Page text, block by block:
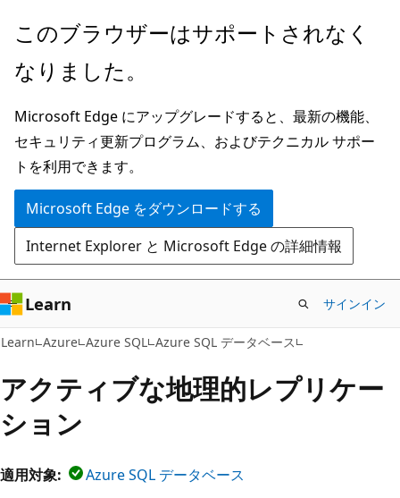
メ
ン
ン
テ
ン
ツ
に
ス
キ
ッ
プ
このブラウザーはサポートされなく
なりました。
Microsoft Edge にアップグレードすると、最新の機能、
セキュリティ更新プログラム、およびテクニカル サポー
トを利用できます。
Microsoft Edge をダウンロードする
Internet Explorer と Microsoft Edge の詳細情報
Learn サインイン
Learn Azure Azure SQL Azure SQL データベース
アクティブな地理的レプリケー
ション
適用対象:
Azure SQL データベース